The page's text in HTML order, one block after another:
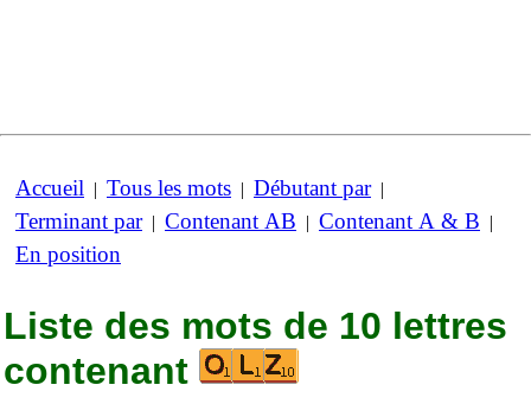
Accueil | Tous les mots | Débutant par|
Terminant par| Contenant AB | Contenant A & B |
En position
Liste des mots de 10 lettres
contenant